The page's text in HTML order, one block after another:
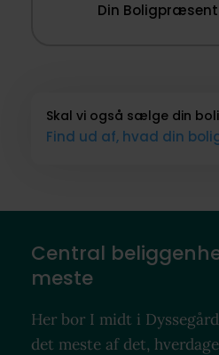
Din
Skal vi også sælge din
Find ud af, hvad din
Central
meste
Her bor I midt i
det meste af det,